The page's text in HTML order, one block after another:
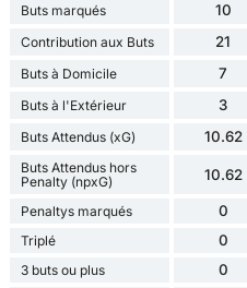
Buts marqués 10
Contribution aux Buts 21
Buts à Domicile 7
Buts à l'Extérieur 3
Buts Attendus (xG) 10.62
Buts Attendus hors
Penalty (npxG)
10.62
Penaltys marqués 0
Triplé 0
3 buts ou plus 0